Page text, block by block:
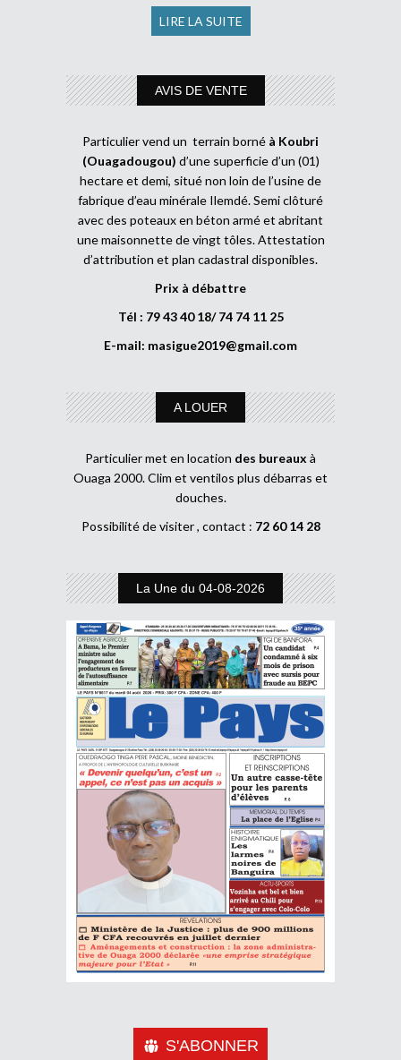
LIRE LA SUITE
AVIS DE VENTE
Particulier vend un terrain borné à Koubri
(Ouagadougou) d’une superficie d’un (01)
hectare et demi, situé non loin de l’usine de
fabrique d’eau minérale Ilemdé. Semi clôturé
avec des poteaux en béton armé et abritant
une maisonnette de vingt tôles. Attestation
d’attribution et plan cadastral disponibles.
Prix à débattre
Tél : 79 43 40 18/ 74 74 11 25
E-mail: masigue2019@gmail.com
A LOUER
Particulier met en location des bureaux à
Ouaga 2000. Clim et ventilos plus débarras et
douches.
Possibilité de visiter , contact : 72 60 14 28
La Une du 04-08-2026
S'ABONNER